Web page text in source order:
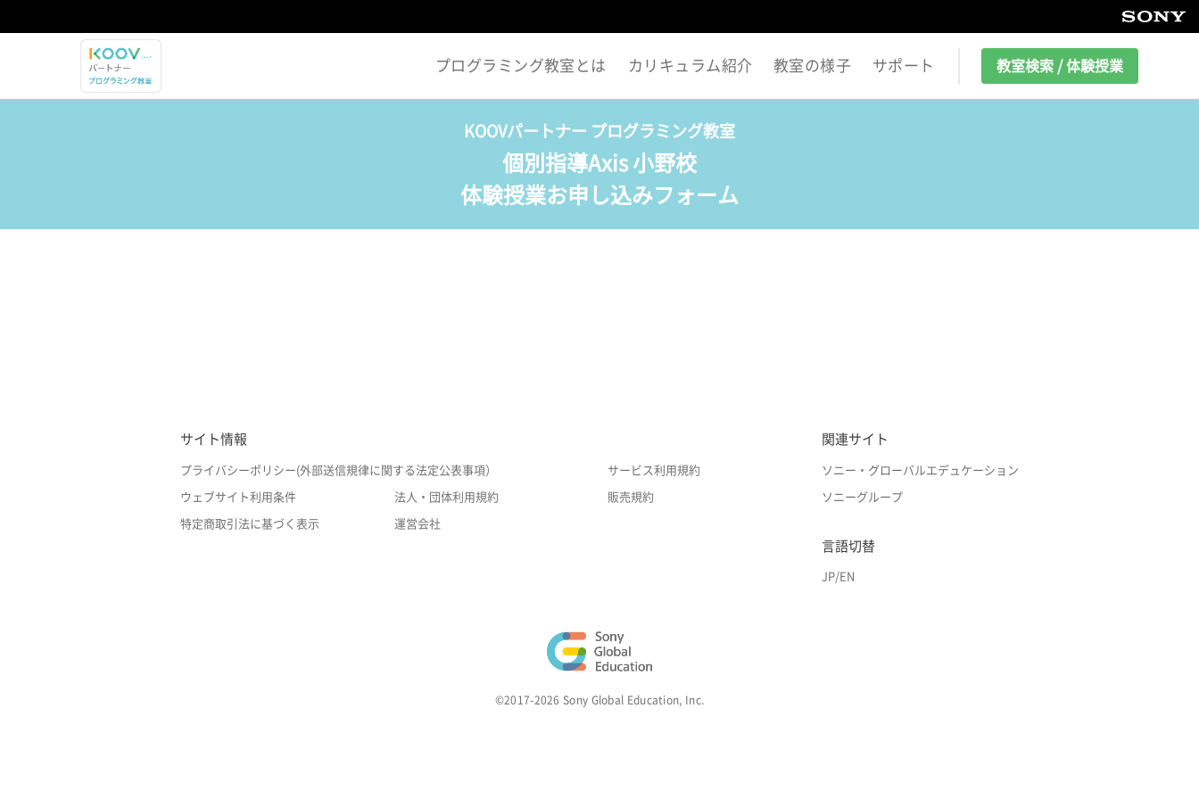
プログラミング教室とは カリキュラム紹介 教室の様子 サポート 教室検索 / 体験授業
KOOVパートナー プログラミング教室
個別指導Axis 小野校
体験授業お申し込みフォーム
サイト情報
プライバシーポリシー(外部送信規律に関する法定公表事項） サービス利用規約
ウェブサイト利用条件 法人・団体利用規約 販売規約
特定商取引法に基づく表示 運営会社
関連サイト
ソニー・グローバルエデュケーション
ソニーグループ
言語切替
JP/EN
©2017-2026 Sony Global Education, Inc.